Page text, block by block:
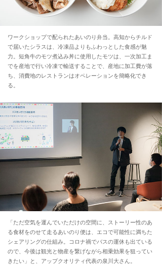
ワークショップで配られたあいのり弁当。高知からチルド
で届いたシラスは、冷凍品よりもふわっとした食感が魅
力。短角牛のモツ煮込み丼に使用したモツは、一次加工ま
でを産地で行い冷凍で輸送することで、産地に加工費が落
ち、消費地のレストランはオペレーションを簡略化でき
る。
「ただ空気を運んでいただけの空間に、ストーリー性のあ
る食材をのせて走るあいのり便は、エコで可能性に満ちた
シェアリングの仕組み。コロナ禍でバスの運休も出ている
ので、今後は観光と物産を繋げながら相乗効果を狙ってい
きたい」と、アップクオリティ代表の泉川大さん。